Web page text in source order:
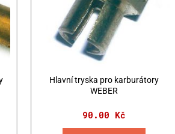
Hlavní tryska pro karburátory
WEBER
90.00 Kč